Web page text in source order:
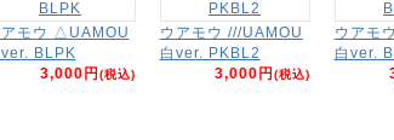
モウ △UAMOU
BLPK
3,000円(税込)
ウアモウ ///UAMOU
白ver. PKBL2
3,000円(税込)
ウアモ
白ver.